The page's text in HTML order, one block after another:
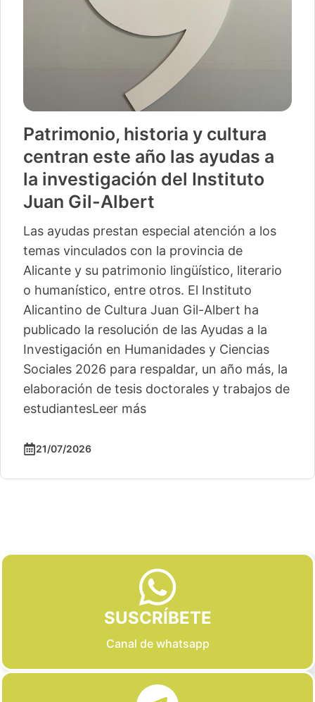
Patrimonio, historia y cultura
centran este año las ayudas a
la investigación del Instituto
Juan Gil-Albert
Las ayudas prestan especial atención a los
temas vinculados con la provincia de
Alicante y su patrimonio lingüístico, literario
o humanístico, entre otros. El Instituto
Alicantino de Cultura Juan Gil-Albert ha
publicado la resolución de las Ayudas a la
Investigación en Humanidades y Ciencias
Sociales 2026 para respaldar, un año más, la
elaboración de tesis doctorales y trabajos de
estudiantesLeer más
21/07/2026
SUSCRÍBETE
Canal de whatsapp